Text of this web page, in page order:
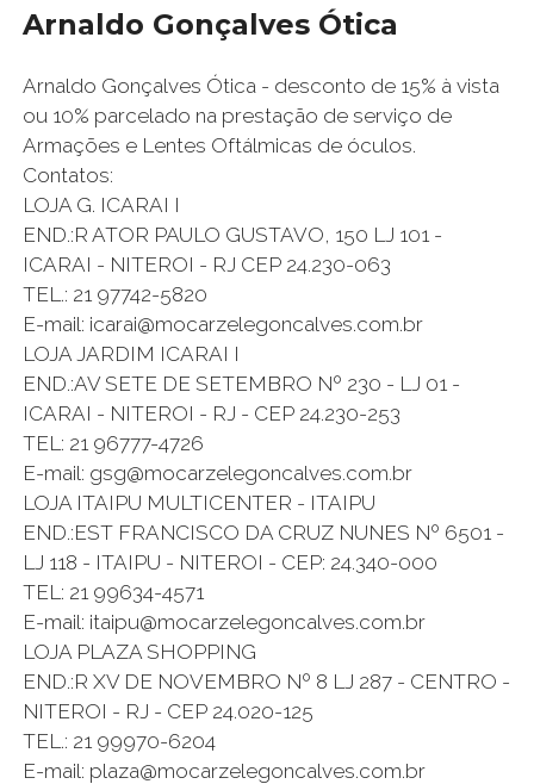
Arnaldo Gonçalves Ótica
Arnaldo Gonçalves Ótica - desconto de 15% à vista
ou 10% parcelado na prestação de serviço de
Armações e Lentes Oftálmicas de óculos.
Contatos:
LOJA G. ICARAI I
END.:R ATOR PAULO GUSTAVO, 150 LJ 101 -
ICARAI - NITEROI - RJ CEP 24.230-063
TEL.: 21 97742-5820
E-mail: icarai@mocarzelegoncalves.com.br
LOJA JARDIM ICARAI I
END.:AV SETE DE SETEMBRO Nº 230 - LJ 01 -
ICARAI - NITEROI - RJ - CEP 24.230-253
TEL: 21 96777-4726
E-mail: gsg@mocarzelegoncalves.com.br
LOJA ITAIPU MULTICENTER - ITAIPU
END.:EST FRANCISCO DA CRUZ NUNES Nº 6501 -
LJ 118 - ITAIPU - NITEROI - CEP: 24.340-000
TEL: 21 99634-4571
E-mail: itaipu@mocarzelegoncalves.com.br
LOJA PLAZA SHOPPING
END.:R XV DE NOVEMBRO Nº 8 LJ 287 - CENTRO -
NITEROI - RJ - CEP 24.020-125
TEL.: 21 99970-6204
E-mail: plaza@mocarzelegoncalves.com.br